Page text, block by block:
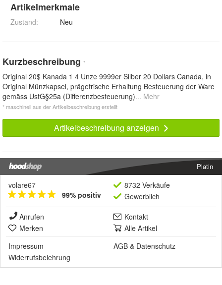
Artikelmerkmale
Zustand: Neu
Kurzbeschreibung *
Original 20$ Kanada 1 4 Unze 9999er Silber 20 Dollars Canada, in
Original Münzkapsel, prägefrische Erhaltung Besteuerung der Ware
gemäss UstG§25a (Differenzbesteuerung)... Mehr
* maschinell aus der Artikelbeschreibung erstellt
Artikelbeschreibung anzeigen
Platin
volare67
99% positiv
8732 Verkäufe
Gewerblich
Anrufen
Kontakt
Merken
Alle Artikel
Impressum
AGB & Datenschutz
Widerrufsbelehrung